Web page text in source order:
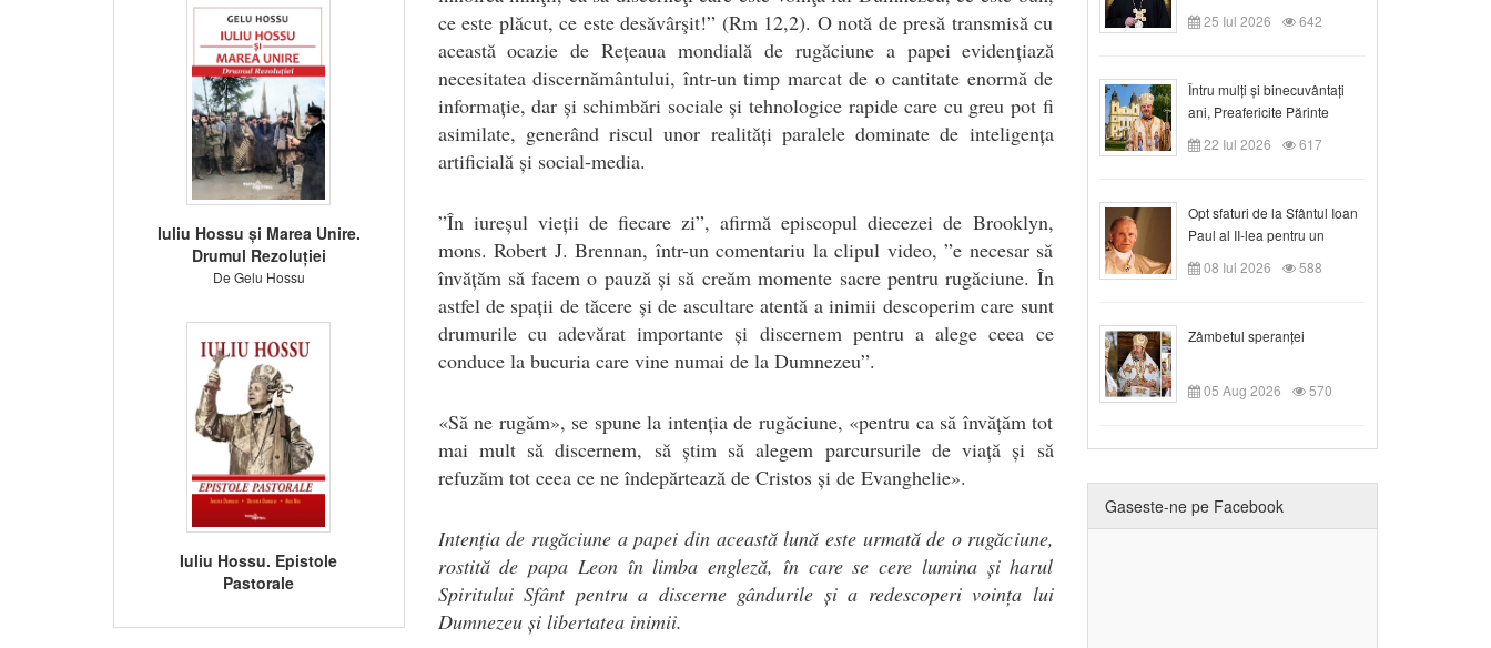
Iuliu Hossu și Marea Unire.
Drumul Rezoluției
De Gelu Hossu
Iuliu Hossu. Epistole
Pastorale
ce este plăcut, ce este desăvârşit!” (Rm 12,2). O notă de presă transmisă cu
această ocazie de Rețeaua mondială de rugăciune a papei evidențiază
necesitatea discernământului, într-un timp marcat de o cantitate enormă de
informație, dar și schimbări sociale și tehnologice rapide care cu greu pot fi
asimilate, generând riscul unor realități paralele dominate de inteligența
artificială și social-media.
”În iureșul vieții de fiecare zi”, afirmă episcopul diecezei de Brooklyn,
mons. Robert J. Brennan, într-un comentariu la clipul video, ”e necesar să
învățăm să facem o pauză și să creăm momente sacre pentru rugăciune. În
astfel de spații de tăcere și de ascultare atentă a inimii descoperim care sunt
drumurile cu adevărat importante și discernem pentru a alege ceea ce
conduce la bucuria care vine numai de la Dumnezeu”.
«Să ne rugăm», se spune la intenția de rugăciune, «pentru ca să învățăm tot
mai mult să discernem, să știm să alegem parcursurile de viață și să
refuzăm tot ceea ce ne îndepărtează de Cristos și de Evanghelie».
Intenția de rugăciune a papei din această lună este urmată de o rugăciune,
rostită de papa Leon în limba engleză, în care se cere lumina și harul
Spiritului Sfânt pentru a discerne gândurile și a redescoperi voința lui
Dumnezeu și libertatea inimii.
Duminica a VIII-a după
Rusalii
25 Iul 2026 642
Întru mulți și binecuvântați
ani, Preafericite Părinte
Claudiu!
22 Iul 2026 617
Opt sfaturi de la Sfântul Ioan
Paul al II-lea pentru un
creștin
08 Iul 2026 588
Zâmbetul speranței
05 Aug 2026 570
Gaseste-ne pe Facebook